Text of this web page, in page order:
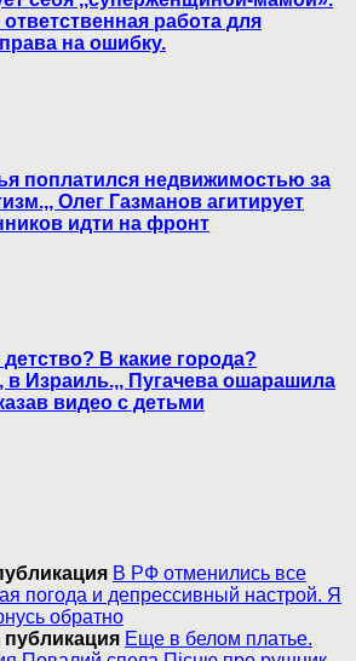
работа для
на ошибку.
поплатился недвижимостью за
Олег Газманов агитирует
идти на фронт
В какие города?
в Израиль.,, Пугачева ошарашила
видео с детьми
В РФ отменились все
погода и депрессивный настрой. Я
обратно
Еще в белом платье.